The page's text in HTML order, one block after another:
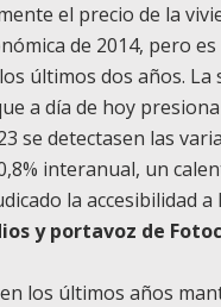
el precio de la
de 2014, pero
últimos dos años.
a día de hoy
se detectasen las
interanual, un
la accesibilidad a
y portavoz de
los últimos años